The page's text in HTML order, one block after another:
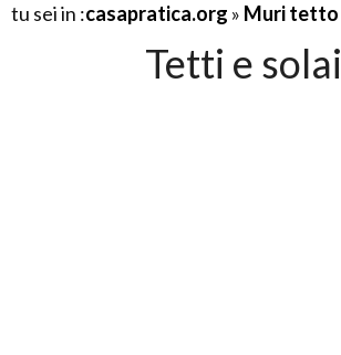
tu sei in :casapratica.org » Muri tetto
Tetti e solai